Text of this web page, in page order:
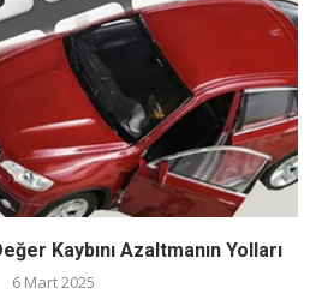
Kaybını Azaltmanın Yolları
6 Mart 2025